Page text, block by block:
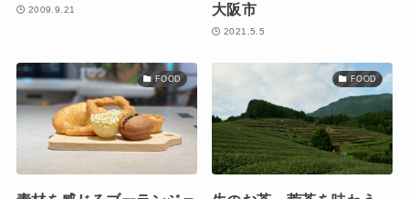
2009.9.21
大阪市
2021.5.5
FOOD FOOD